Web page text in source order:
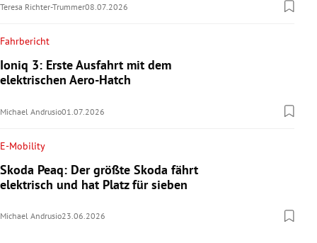
Teresa Richter-Trummer08.07.2026
Fahrbericht
Ioniq 3: Erste Ausfahrt mit dem
elektrischen Aero-Hatch
Michael Andrusio01.07.2026
E-Mobility
Skoda Peaq: Der größte Skoda fährt
elektrisch und hat Platz für sieben
Michael Andrusio23.06.2026